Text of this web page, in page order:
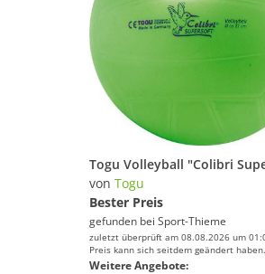
von Togu
Bester Preis
gefunden bei Sport-Thieme
zuletzt überprüft am 08.08.2026 um
Preis kann sich seitdem geändert haben.
Weitere Angebote: